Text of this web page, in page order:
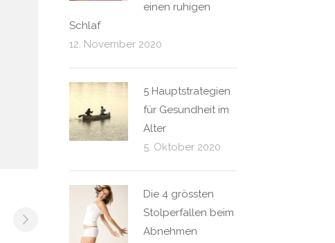
einen ruhigen
Schlaf
12. November 2020
5 Hauptstrategien
für Gesundheit im
Alter
5. Oktober 2020
Die 4 grössten
Stolperfallen beim
Abnehmen